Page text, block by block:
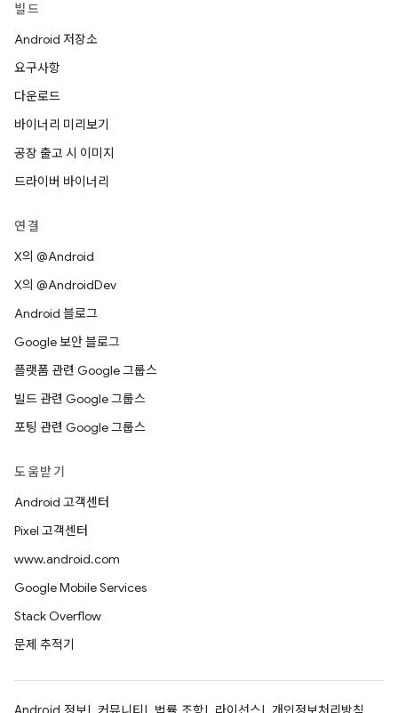
빌드
Android 저장소
요구사항
다운로드
바이너리 미리보기
공장 출고 시 이미지
드라이버 바이너리
연결
X의 @Android
X의 @AndroidDev
Android 블로그
Google 보안 블로그
플랫폼 관련 Google 그룹스
빌드 관련 Google 그룹스
포팅 관련 Google 그룹스
도움받기
Android 고객센터
Pixel 고객센터
www.android.com
Google Mobile Services
Stack Overflow
문제 추적기